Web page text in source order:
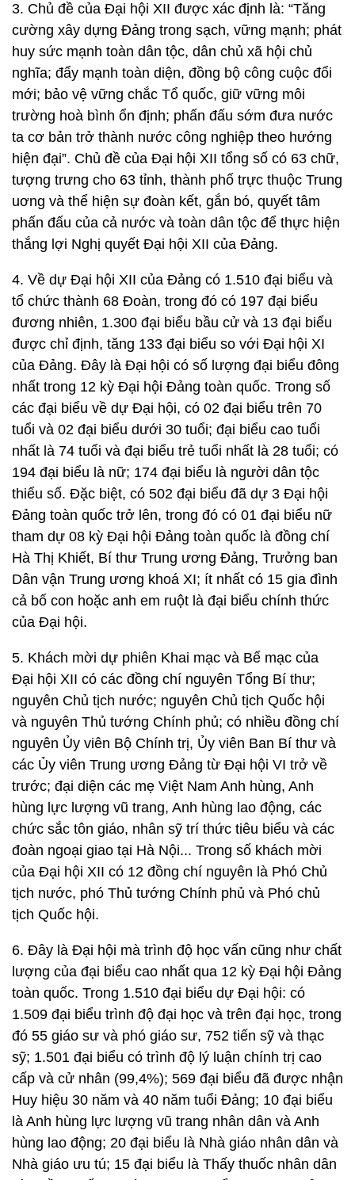
3. Chủ đề của Đại hội XII được xác định là: “Tăng
cường xây dựng Đảng trong sạch, vững mạnh; phát
huy sức mạnh toàn dân tộc, dân chủ xã hội chủ
nghĩa; đẩy mạnh toàn diện, đồng bộ công cuộc đổi
mới; bảo vệ vững chắc Tổ quốc, giữ vững môi
trường hoà bình ổn định; phấn đấu sớm đưa nước
ta cơ bản trở thành nước công nghiệp theo hướng
hiện đại”. Chủ đề của Đại hội XII tổng số có 63 chữ,
tượng trưng cho 63 tỉnh, thành phố trực thuộc Trung
uơng và thể hiện sự đoàn kết, gắn bó, quyết tâm
phấn đấu của cả nước và toàn dân tộc để thực hiện
thắng lợi Nghị quyết Đại hội XII của Đảng.
4. Về dự Đại hội XII của Đảng có 1.510 đại biểu và
tổ chức thành 68 Đoàn, trong đó có 197 đại biểu
đương nhiên, 1.300 đại biểu bầu cử và 13 đại biểu
được chỉ định, tăng 133 đại biểu so với Đại hội XI
của Đảng. Đây là Đại hội có số lượng đại biểu đông
nhất trong 12 kỳ Đại hội Đảng toàn quốc. Trong số
các đại biểu về dự Đại hội, có 02 đại biểu trên 70
tuổi và 02 đại biểu dưới 30 tuổi; đại biểu cao tuổi
nhất là 74 tuổi và đại biểu trẻ tuổi nhất là 28 tuổi; có
194 đại biểu là nữ; 174 đại biểu là người dân tộc
thiểu số. Đặc biệt, có 502 đại biểu đã dự 3 Đại hội
Đảng toàn quốc trở lên, trong đó có 01 đại biểu nữ
tham dự 08 kỳ Đại hội Đảng toàn quốc là đồng chí
Hà Thị Khiết, Bí thư Trung ương Đảng, Trưởng ban
Dân vận Trung ương khoá XI; ít nhất có 15 gia đình
cả bố con hoặc anh em ruột là đại biểu chính thức
của Đại hội.
5. Khách mời dự phiên Khai mạc và Bế mạc của
Đại hội XII có các đồng chí nguyên Tổng Bí thư;
nguyên Chủ tịch nước; nguyên Chủ tịch Quốc hội
và nguyên Thủ tướng Chính phủ; có nhiều đồng chí
nguyên Ủy viên Bộ Chính trị, Ủy viên Ban Bí thư và
các Ủy viên Trung ương Đảng từ Đại hội VI trở về
trước; đại diện các mẹ Việt Nam Anh hùng, Anh
hùng lực lượng vũ trang, Anh hùng lao động, các
chức sắc tôn giáo, nhân sỹ trí thức tiêu biểu và các
đoàn ngoại giao tại Hà Nội... Trong số khách mời
của Đại hội XII có 12 đồng chí nguyên là Phó Chủ
tịch nước, phó Thủ tướng Chính phủ và Phó chủ
tịch Quốc hội.
6. Đây là Đại hội mà trình độ học vấn cũng như chất
lượng của đại biểu cao nhất qua 12 kỳ Đại hội Đảng
toàn quốc. Trong 1.510 đại biểu dự Đại hội: có
1.509 đại biểu trình độ đại học và trên đại học, trong
đó 55 giáo sư và phó giáo sư, 752 tiến sỹ và thạc
sỹ; 1.501 đại biểu có trình độ lý luận chính trị cao
cấp và cử nhân (99,4%); 569 đại biểu đã được nhận
Huy hiệu 30 năm và 40 năm tuổi Đảng; 10 đại biểu
là Anh hùng lực lượng vũ trang nhân dân và Anh
hùng lao động; 20 đại biểu là Nhà giáo nhân dân và
Nhà giáo ưu tú; 15 đại biểu là Thấy thuốc nhân dân